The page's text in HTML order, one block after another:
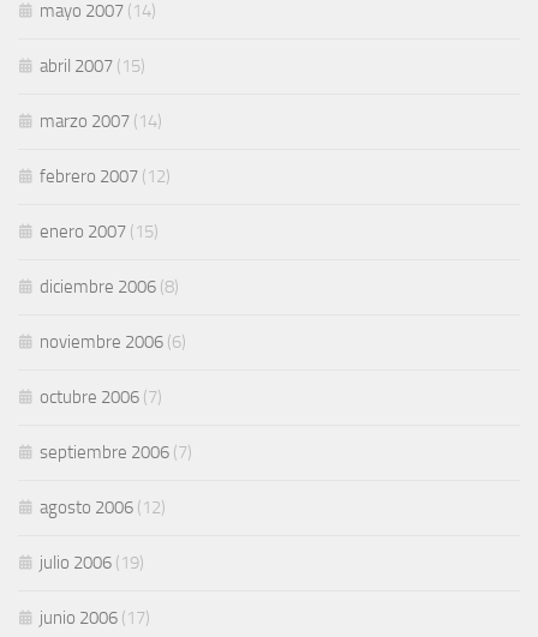
mayo 2007 (14)
abril 2007 (15)
marzo 2007 (14)
febrero 2007 (12)
enero 2007 (15)
diciembre 2006 (8)
noviembre 2006 (6)
octubre 2006 (7)
septiembre 2006 (7)
agosto 2006 (12)
julio 2006 (19)
junio 2006 (17)